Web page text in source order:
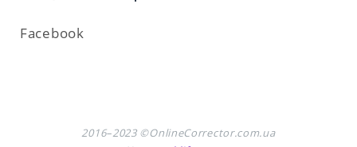
Facebook
2016–2023 ©OnlineCorrector.com.ua